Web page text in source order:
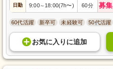
日勤 9:00～ 18:00(7h〜) 60分 募集
60代活躍 新卒可 未経験可 50代活躍
お気に入り に追加